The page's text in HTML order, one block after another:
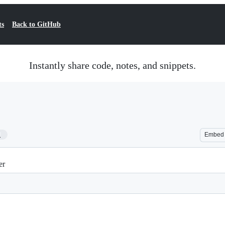
Back to GitHub
Instantly share code, notes, and snippets.
Embed